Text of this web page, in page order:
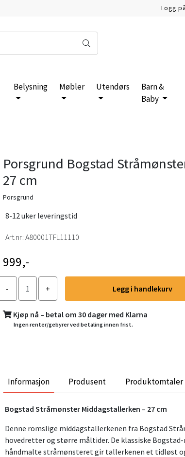
Logg på
Belysning Møbler Utendørs
Barn &
Baby
Porsgrund Bogstad
27 cm
Porsgrund
8-12 uker leveringstid
Art.nr: A80001TFL11110
999,-
Legg i handlekurv
Kjøp nå – betal om 30 dager med Klarna
Ingen renter/gebyrer ved betaling innen frist.
Informasjon Produsent Produktomtaler
Bogstad Stråmønster Middagstallerken – 27 cm
Denne romslige middagstallerkenen fra Bogstad
hovedretter og større måltider. De klassiske
håndmalte stråmønsteret gir tallerkenen et tidløst